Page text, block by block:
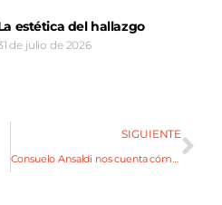
estética del hallazgo
de julio de 2026
SIGUIENTE
Consuelo Ansaldi nos cuenta cómo cocinar con hongos